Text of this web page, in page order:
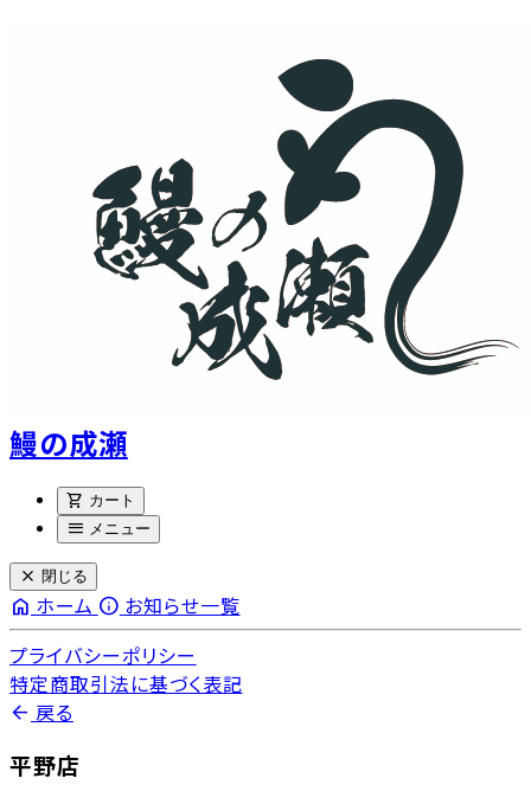
鰻の成瀬
shopping_cart カート
menu メニュー
close 閉じる
home ホーム info お知らせ一覧
プライバシーポリシー
特定商取引法に基づく表記
arrow_back 戻る
平野店